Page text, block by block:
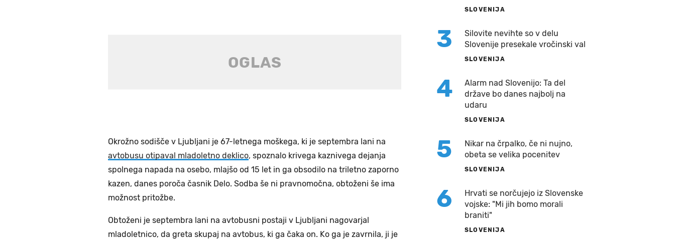
Okrožno sodišče v Ljubljani je 67-letnega moškega, ki je septembra lani na
avtobusu otipaval mladoletno deklico, spoznalo krivega kaznivega dejanja
spolnega napada na osebo, mlajšo od 15 let in ga obsodilo na triletno zaporno
kazen, danes poroča časnik Delo. Sodba še ni pravnomočna, obtoženi še ima
možnost pritožbe.
Obtoženi je septembra lani na avtobusni postaji v Ljubljani nagovarjal
mladoletnico, da greta skupaj na avtobus, ki ga čaka on. Ko ga je zavrnila, ji je
SLOVENIJA
3
Silovite nevihte so v delu
Slovenije presekale vročinski val
SLOVENIJA
4
Alarm nad Slovenijo: Ta del
države bo danes najbolj na
udaru
SLOVENIJA
5
Nikar na črpalko, če ni nujno,
obeta se velika pocenitev
SLOVENIJA
6
Hrvati se norčujejo iz Slovenske
vojske: "Mi jih bomo morali
braniti"
SLOVENIJA